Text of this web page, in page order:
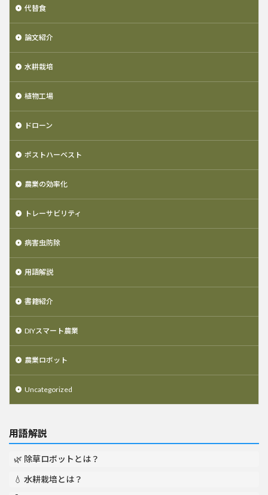
代替食
論文紹介
水耕栽培
植物工場
ドローン
ポストハーベスト
農業の効率化
トレーサビリティ
病害虫防除
用語解説
書籍紹介
DIYスマート農業
農業ロボット
Uncategorized
用語解説
🌿 除草ロボットとは？
💧 水耕栽培とは？